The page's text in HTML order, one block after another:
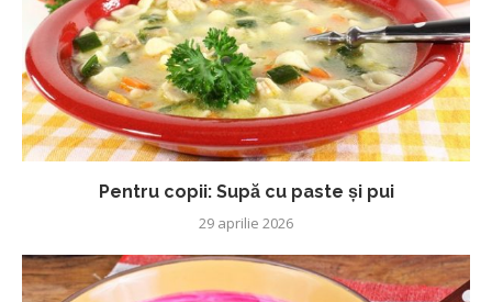
Pentru copii: Supă cu paste și pui
29 aprilie 2026